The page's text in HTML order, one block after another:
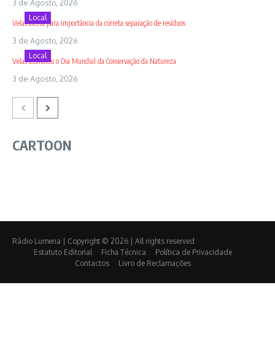
3 de Agosto, 2026
Local
Velas alerta para importância da correta separação de resíduos
3 de Agosto, 2026
Local
Velas assinalou o Dia Mundial da Conservação da Natureza
3 de Agosto, 2026
CARTOON
Rádio Lumena | Copyright © 2026 | All rights reserved
Estatuto Editorial
Ficha Técnica
Política de Privacidade
Contactos
Livro de Reclamações